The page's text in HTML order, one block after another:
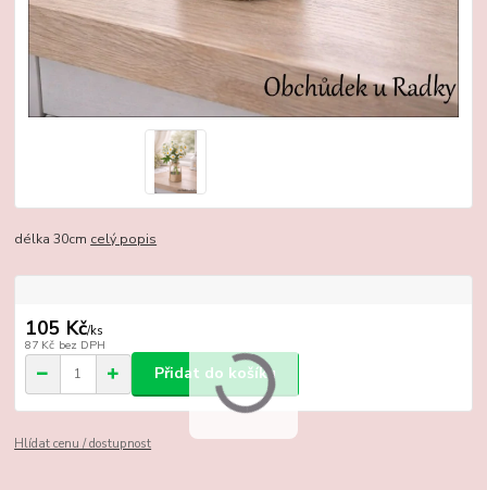
délka 30cm celý popis
105 Kč/ks
87 Kč bez DPH
Přidat do košíku
Hlídat cenu / dostupnost